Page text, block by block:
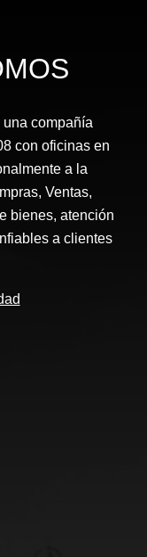
compañía
con oficinas en
a la
Ventas,
bienes, atención
a clientes